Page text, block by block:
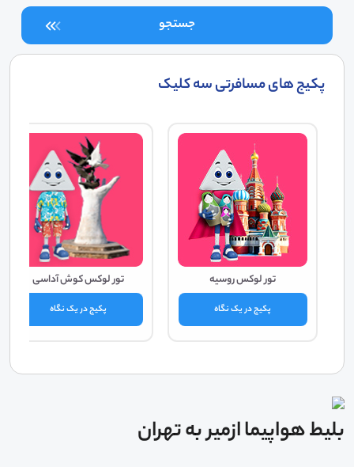
جستجو
پکیج های مسافرتی سه کلیک
تور لوکس روسیه
پکیج در یک نگاه
تور لوکس کوش آداسی
پکیج در یک نگاه
بلیط هواپیما ازمیر به تهران